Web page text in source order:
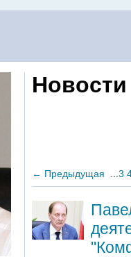
Новости
← Предыдущая 3